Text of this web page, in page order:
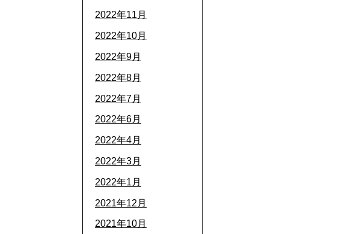
2022年11月
2022年10月
2022年9月
2022年8月
2022年7月
2022年6月
2022年4月
2022年3月
2022年1月
2021年12月
2021年10月